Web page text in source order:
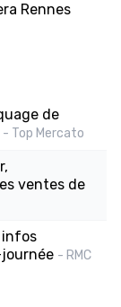
Rennes
de
- Top Mercato
ventes de
infos
- RMC